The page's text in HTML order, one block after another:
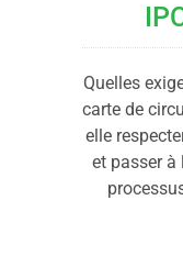
Quelles
carte de
elle
et passer à